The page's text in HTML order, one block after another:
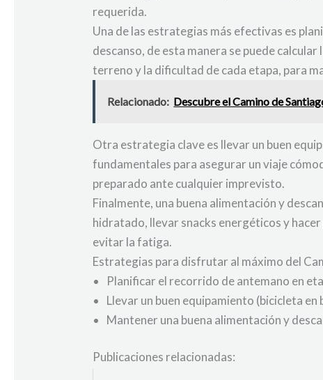
requerida.
Una de las estrategias más efectivas es
descanso, de esta manera se puede
terreno y la dificultad de cada etapa, para
Relacionado: Descubre el Camino de
Otra estrategia clave es llevar un buen
fundamentales para asegurar un viaje
preparado ante cualquier imprevisto.
Finalmente, una buena alimentación y
hidratado, llevar snacks energéticos y
evitar la fatiga.
Estrategias para disfrutar al máximo del
Planificar el recorrido de antemano en
Llevar un buen equipamiento (bicicleta
Mantener una buena alimentación y
Publicaciones relacionadas: